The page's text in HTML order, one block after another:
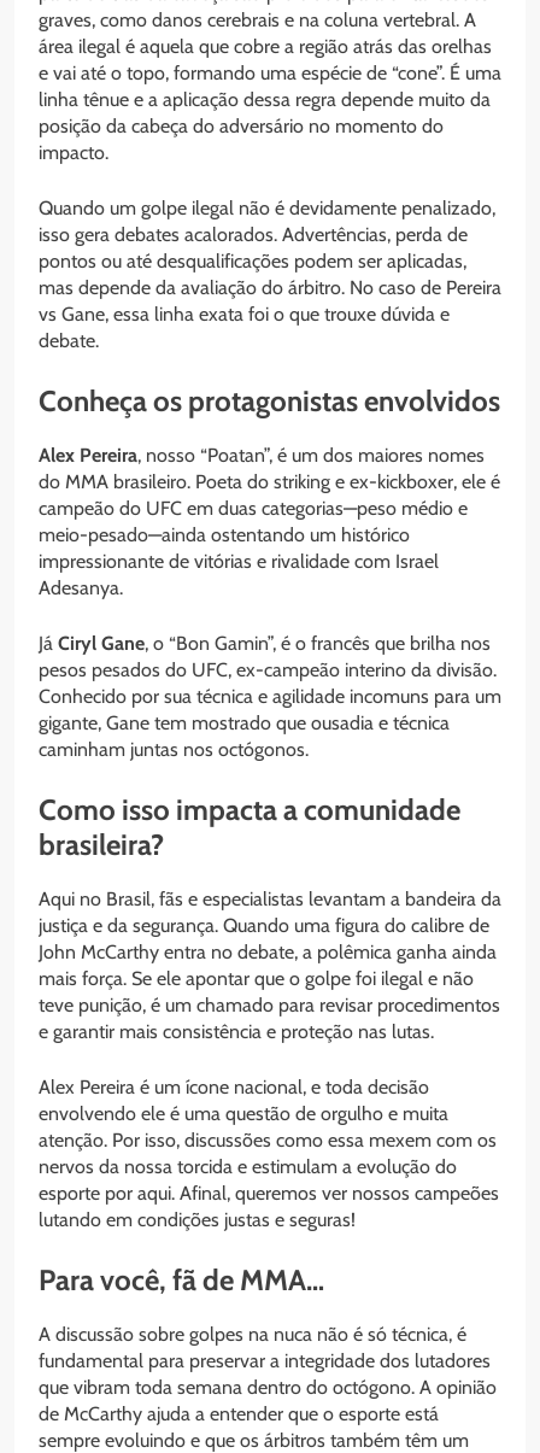
graves, como danos cerebrais e na coluna vertebral. A
área ilegal é aquela que cobre a região atrás das orelhas
e vai até o topo, formando uma espécie de “cone”. É uma
linha tênue e a aplicação dessa regra depende muito da
posição da cabeça do adversário no momento do
impacto.
Quando um golpe ilegal não é devidamente penalizado,
isso gera debates acalorados. Advertências, perda de
pontos ou até desqualificações podem ser aplicadas,
mas depende da avaliação do árbitro. No caso de Pereira
vs Gane, essa linha exata foi o que trouxe dúvida e
debate.
Conheça os protagonistas envolvidos
Alex Pereira, nosso “Poatan”, é um dos maiores nomes
do MMA brasileiro. Poeta do striking e ex-kickboxer, ele é
campeão do UFC em duas categorias—peso médio e
meio-pesado—ainda ostentando um histórico
impressionante de vitórias e rivalidade com Israel
Adesanya.
Já Ciryl Gane, o “Bon Gamin”, é o francês que brilha nos
pesos pesados do UFC, ex-campeão interino da divisão.
Conhecido por sua técnica e agilidade incomuns para um
gigante, Gane tem mostrado que ousadia e técnica
caminham juntas nos octógonos.
Como isso impacta a comunidade
brasileira?
Aqui no Brasil, fãs e especialistas levantam a bandeira da
justiça e da segurança. Quando uma figura do calibre de
John McCarthy entra no debate, a polêmica ganha ainda
mais força. Se ele apontar que o golpe foi ilegal e não
teve punição, é um chamado para revisar procedimentos
e garantir mais consistência e proteção nas lutas.
Alex Pereira é um ícone nacional, e toda decisão
envolvendo ele é uma questão de orgulho e muita
atenção. Por isso, discussões como essa mexem com os
nervos da nossa torcida e estimulam a evolução do
esporte por aqui. Afinal, queremos ver nossos campeões
lutando em condições justas e seguras!
Para você, fã de MMA…
A discussão sobre golpes na nuca não é só técnica, é
fundamental para preservar a integridade dos lutadores
que vibram toda semana dentro do octógono. A opinião
de McCarthy ajuda a entender que o esporte está
sempre evoluindo e que os árbitros também têm um